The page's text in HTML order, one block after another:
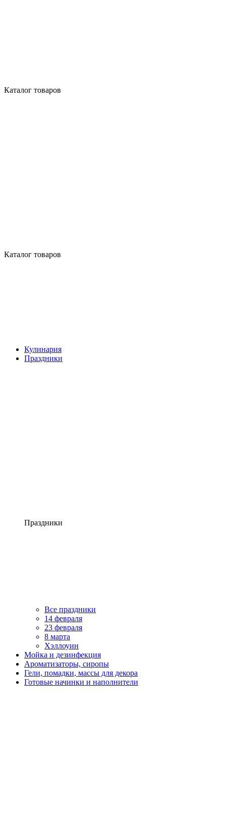
Каталог товаров
Каталог товаров
Кулинария
Праздники
Праздники
Все праздники
14 февраля
23 февраля
8 марта
Хэллоуин
Мойка и дезинфекция
Ароматизаторы, сиропы
Гели, помадки, массы для декора
Готовые начинки и наполнители